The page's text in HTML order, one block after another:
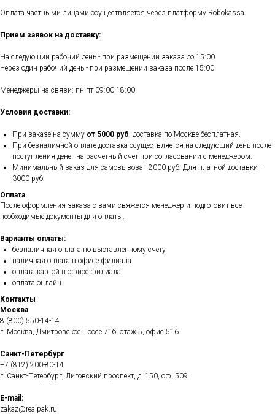
Оплата частными лицами осуществляется через платформу Robokassa.
Прием заявок на доставку:
На следующий рабочий день - при размещении заказа до 15:00
Через один рабочий день - при размещении заказа после 15:00
Менеджеры на связи: пн-пт 09:00-18:00
Условия доставки:
При заказе на сумму от 5000 руб. доставка по Москве бесплатная.
При безналичной оплате доставка осуществляется на следующий день после
поступления денег на расчетный счет при согласовании с менеджером.
Минимальный заказ для самовывоза - 2000 руб. Для платной доставки -
3000 руб.
Оплата
После оформления заказа с вами свяжется менеджер и подготовит все
необходимые документы для оплаты.
Варианты оплаты:
безналичная оплата по выставленному счету
наличная оплата в офисе филиала
оплата картой в офисе филиала
оплата онлайн
Контакты
Москва
8 (800) 550-14-14
г. Москва, Дмитровское шоссе 71б, этаж 5, офис 516
Санкт-Петербург
+7 (812) 200-80-14
г. Санкт-Петербург, Лиговский проспект, д. 150, оф. 509
E-mail:
zakaz@realpak.ru